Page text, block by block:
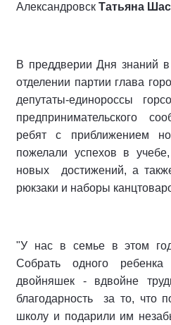
Александровск Татьяна
В преддверии Дня знаний
отделении партии глава
депутаты-единороссы
предпринимательского
ребят с приближением
пожелали успехов в
новых достижений, а
рюкзаки и наборы
"У нас в семье в этом
Собрать одного
двойняшек - вдвойне
благодарность за то, что
школу и подарили им